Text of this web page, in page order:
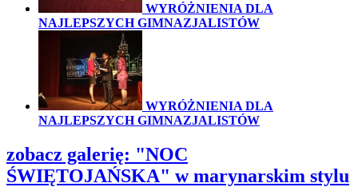
WYRÓŻNIENIA DLA
NAJLEPSZYCH GIMNAZJALISTÓW
WYRÓŻNIENIA DLA
NAJLEPSZYCH GIMNAZJALISTÓW
zobacz galerię: "NOC
ŚWIĘTOJAŃSKA" w marynarskim stylu